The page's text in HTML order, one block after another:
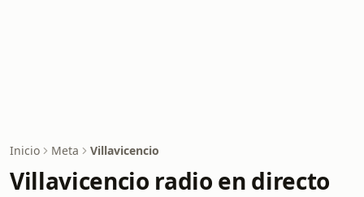
Inicio Meta Villavicencio
Villavicencio radio en directo